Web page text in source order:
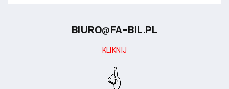
BIURO@FA-BIL.PL
KLIKNIJ